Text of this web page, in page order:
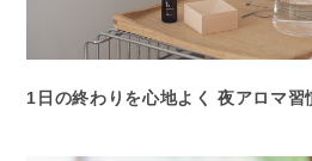
1日の終わりを心地よく 夜アロマ習